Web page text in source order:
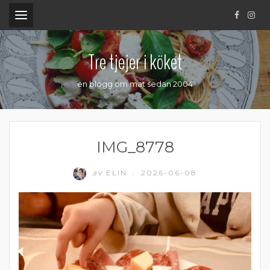
.
Tre tjejer i köket
en blogg om mat sedan 2004
IMG_8778
av ELIN 2026-06-08